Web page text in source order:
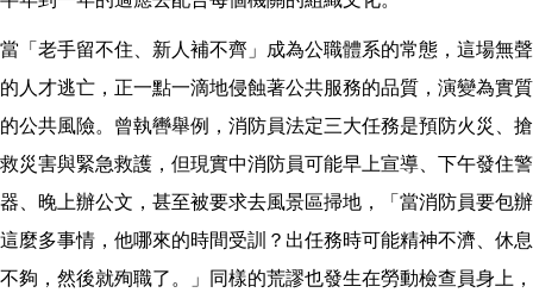
當「老手留不住、新人補不齊」成為公職體系的常態，這場無聲
的人才逃亡，正一點一滴地侵蝕著公共服務的品質，演變為實質
的公共風險。曾執轡舉例，消防員法定三大任務是預防火災、搶
救災害與緊急救護，但現實中消防員可能早上宣導、下午發住警
器、晚上辦公文，甚至被要求去風景區掃地，「當消防員要包辦
這麼多事情，他哪來的時間受訓？出任務時可能精神不濟、休息
不夠，然後就殉職了。」同樣的荒謬也發生在勞動檢查員身上，